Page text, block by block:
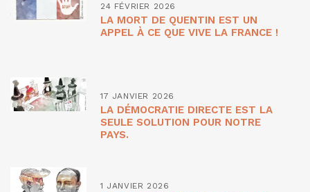
24 FÉVRIER 2026
LA MORT DE QUENTIN EST UN
APPEL À CE QUE VIVE LA FRANCE !
17 JANVIER 2026
LA DÉMOCRATIE DIRECTE EST LA
SEULE SOLUTION POUR NOTRE
PAYS.
1 JANVIER 2026